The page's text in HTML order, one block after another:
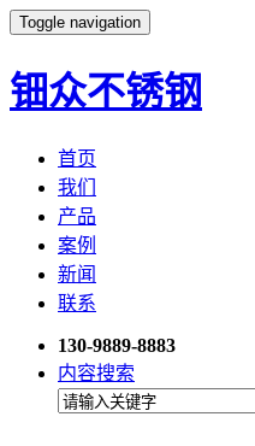
Toggle navigation
钿众不锈钢
首页
我们
产品
案例
新闻
联系
130-9889-8883
内容搜索